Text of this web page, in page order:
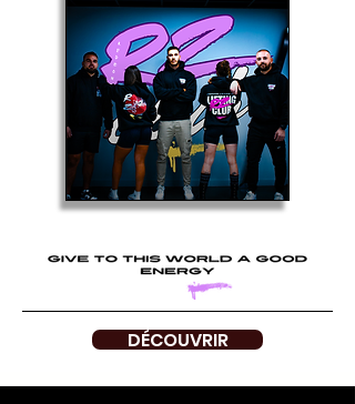
DÉCOUVRIR